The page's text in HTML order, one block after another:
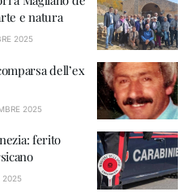
e natura
2025
dell’ex
2025
ferito
2025